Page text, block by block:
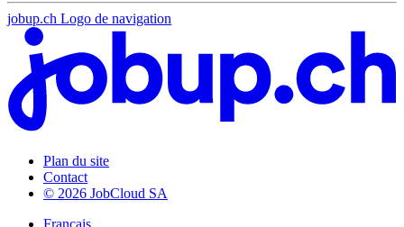
jobup.ch Logo de navigation
Plan du site
Contact
© 2026 JobCloud SA